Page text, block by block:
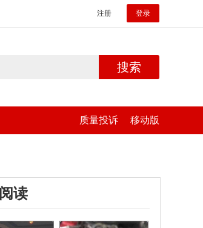
注册 登录
搜索
质量投诉 移动版
读